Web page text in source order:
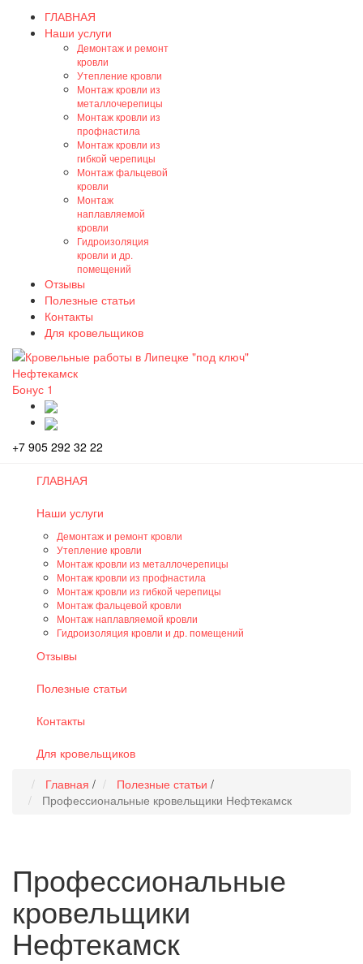
ГЛАВНАЯ
Наши услуги
Демонтаж и ремонт
кровли
Утепление кровли
Монтаж кровли из
металлочерепицы
Монтаж кровли из
профнастила
Монтаж кровли из
гибкой черепицы
Монтаж фальцевой
кровли
Монтаж
наплавляемой
кровли
Гидроизоляция
кровли и др.
помещений
Отзывы
Полезные статьи
Контакты
Для кровельщиков
Нефтекамск
Бонус 1
+7 905 292 32 22
ГЛАВНАЯ
Наши услуги
Демонтаж и ремонт кровли
Утепление кровли
Монтаж кровли из металлочерепицы
Монтаж кровли из профнастила
Монтаж кровли из гибкой черепицы
Монтаж фальцевой кровли
Монтаж наплавляемой кровли
Гидроизоляция кровли и др. помещений
Отзывы
Полезные статьи
Контакты
Для кровельщиков
Главная / Полезные статьи /
Профессиональные кровельщики Нефтекамск
Профессиональные
кровельщики
Нефтекамск